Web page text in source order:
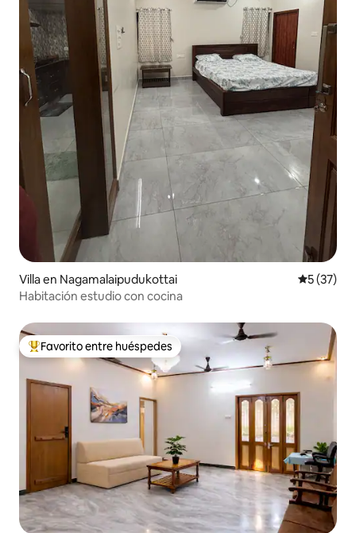
Villa en Nagamalaipudukottai
5 (37)
Habitación estudio con cocina
Favorito entre huéspedes preferido
Favorito entre huéspedes